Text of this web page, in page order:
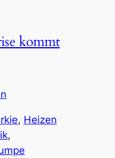
kommt
, Heizen